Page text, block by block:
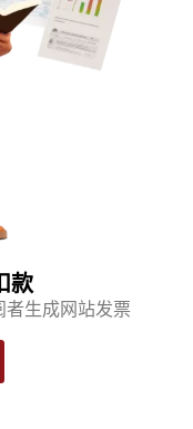
款
者生成网站发票